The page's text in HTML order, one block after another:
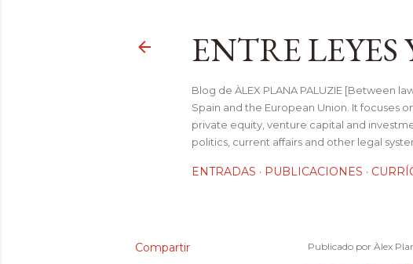
ENTRE
Blog de ÀLEX PLANA PALUZIE [Between
Spain and the European Union. It focuses
private equity, venture capital and
politics, current affairs and other legal
ENTRADAS PUBLICACIONES
Compartir Publicado por Àlex